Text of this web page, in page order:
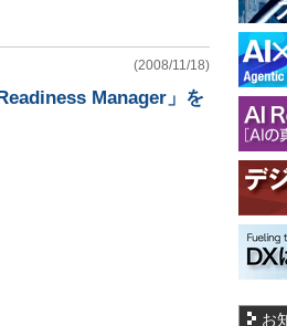
(2008/11/18)
Manager」を
お